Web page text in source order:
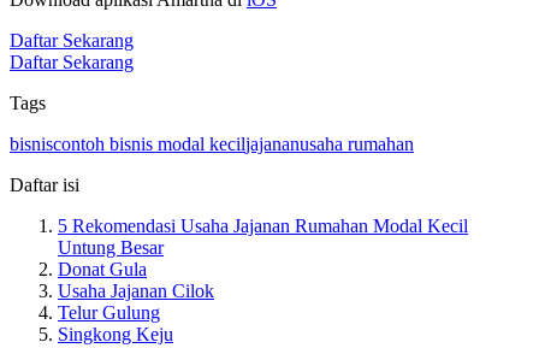
Daftar Sekarang
Daftar Sekarang
Tags
bisniscontoh bisnis modal keciljajananusaha rumahan
Daftar isi
5 Rekomendasi Usaha Jajanan Rumahan Modal Kecil
Untung Besar
Donat Gula
Usaha Jajanan Cilok
Telur Gulung
Singkong Keju